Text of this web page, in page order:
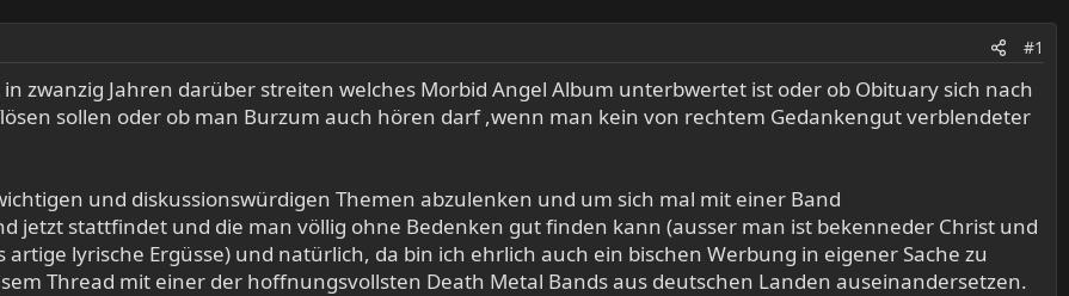
#1
zwanzig Jahren darüber streiten welches Morbid Angel Album unterbwertet ist oder ob Obituary sich nach
sollen oder ob man Burzum auch hören darf ,wenn man kein von rechtem Gedankengut verblendeter
und diskussionswürdigen Themen abzulenken und um sich mal mit einer Band
jetzt stattfindet und die man völlig ohne Bedenken gut finden kann (ausser man ist bekenneder Christ und
artige lyrische Ergüsse) und natürlich, da bin ich ehrlich auch ein bischen Werbung in eigener Sache zu
Thread mit einer der hoffnungsvollsten Death Metal Bands aus deutschen Landen auseinandersetzen.